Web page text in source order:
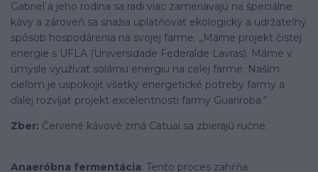
Gabriel a jeho rodina sa radi viac zameriavajú na špeciálne
kávy a zároveň sa snažia uplatňovať ekologický a udržateľný
spôsob hospodárenia na svojej farme. „Máme projekt čistej
energie s UFLA (Universidade Federalde Lavras). Máme v
úmysle využívať solárnu energiu na celej farme. Naším
cieľom je uspokojiť všetky energetické potreby farmy a
ďalej rozvíjať projekt excelentnosti farmy Guariroba.“
Zber: Červené kávové zrná Catuai sa zbierajú ručne.
Anaeróbna fermentácia: Tento proces zahŕňa